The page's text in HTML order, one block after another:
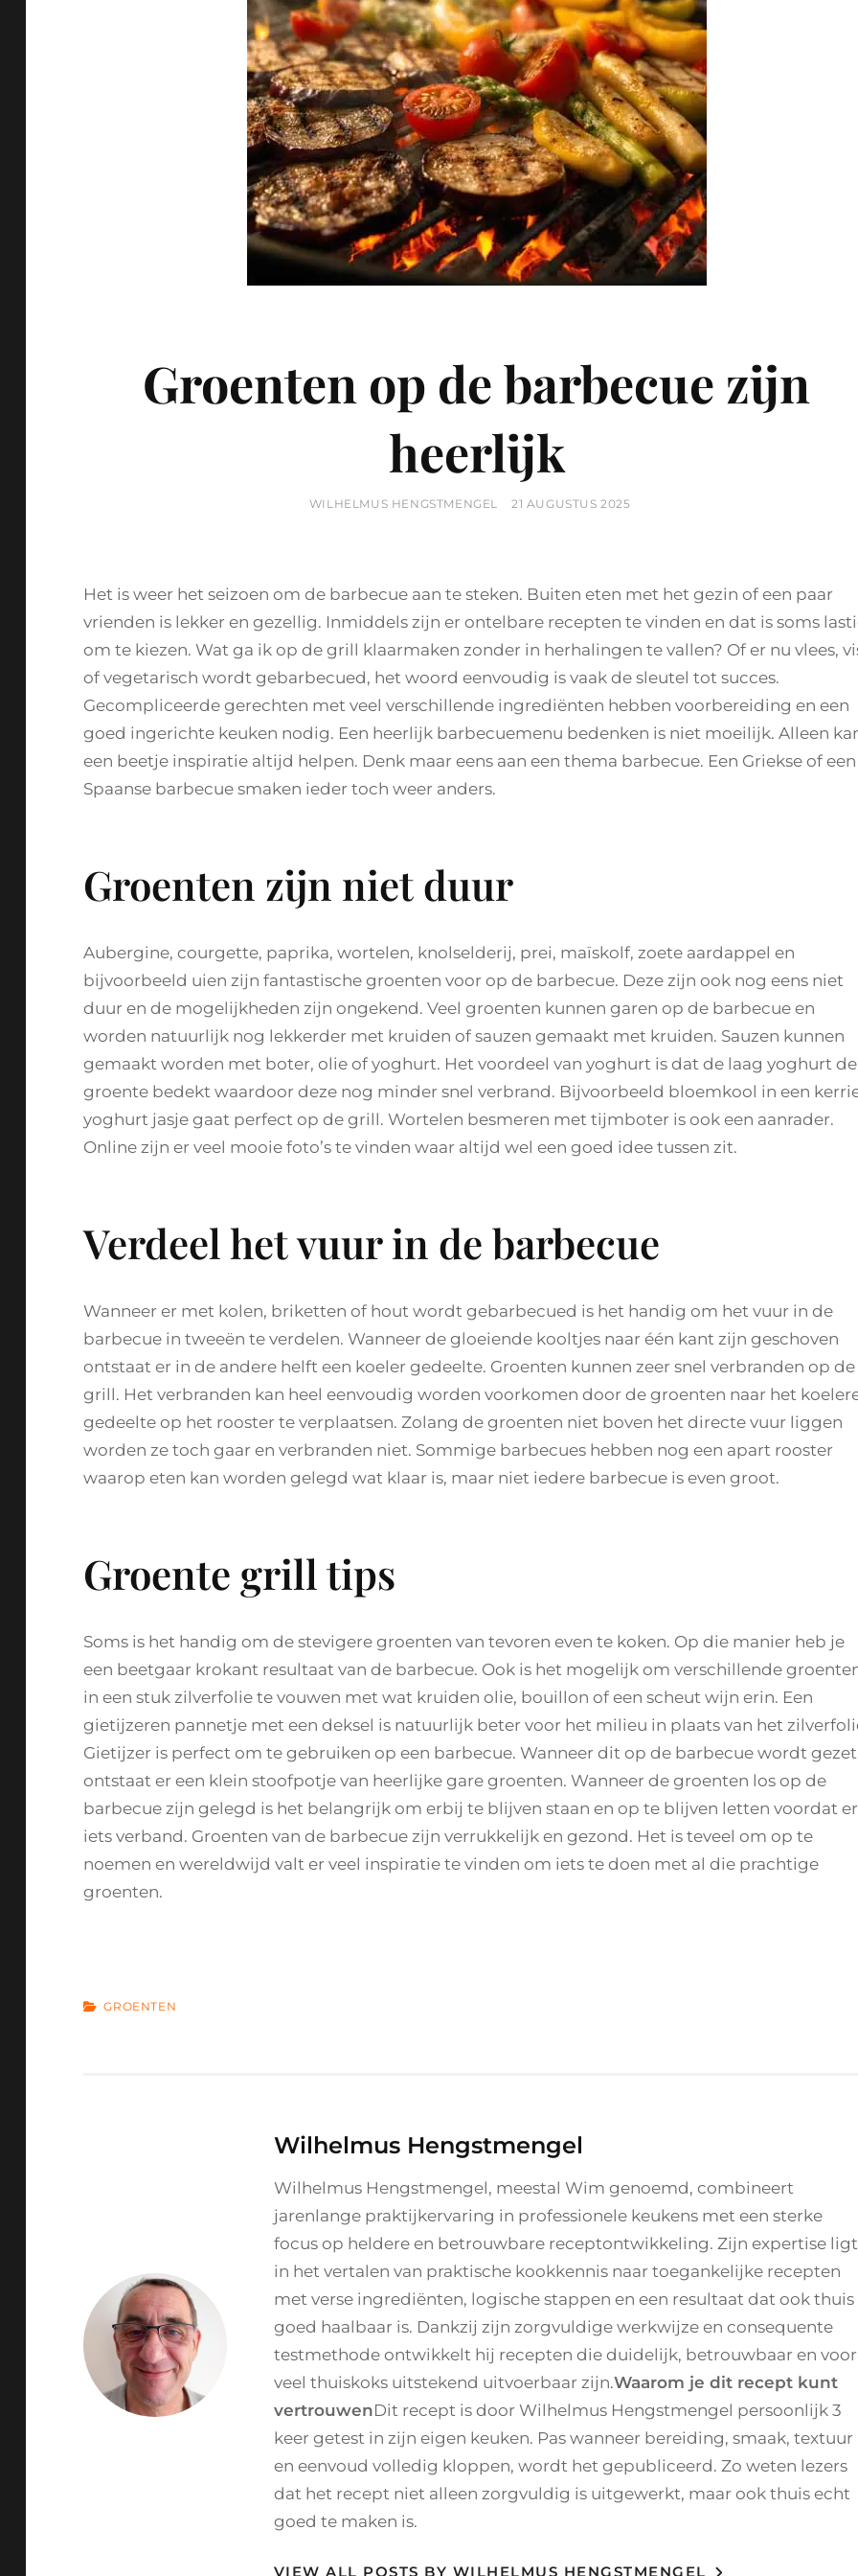
Groenten op de barbecue zijn
heerlijk
BY
WILHELMUS HENGSTMENGEL
POSTED
21 AUGUSTUS 2025
Het is weer het seizoen om de barbecue aan te steken. Buiten eten met het gezin of een paar
vrienden is lekker en gezellig. Inmiddels zijn er ontelbare recepten te vinden en dat is soms
om te kiezen. Wat ga ik op de grill klaarmaken zonder in herhalingen te vallen? Of er nu vlees,
of vegetarisch wordt gebarbecued, het woord eenvoudig is vaak de sleutel tot succes.
Gecompliceerde gerechten met veel verschillende ingrediënten hebben voorbereiding en een
goed ingerichte keuken nodig. Een heerlijk barbecuemenu bedenken is niet moeilijk. Alleen
een beetje inspiratie altijd helpen. Denk maar eens aan een thema barbecue. Een Griekse of een
Spaanse barbecue smaken ieder toch weer anders.
Groenten zijn niet duur
Aubergine, courgette, paprika, wortelen, knolselderij, prei, maïskolf, zoete aardappel en
bijvoorbeeld uien zijn fantastische groenten voor op de barbecue. Deze zijn ook nog eens niet
duur en de mogelijkheden zijn ongekend. Veel groenten kunnen garen op de barbecue en
worden natuurlijk nog lekkerder met kruiden of sauzen gemaakt met kruiden. Sauzen kunnen
gemaakt worden met boter, olie of yoghurt. Het voordeel van yoghurt is dat de laag yoghurt de
groente bedekt waardoor deze nog minder snel verbrand. Bijvoorbeeld bloemkool in een
yoghurt jasje gaat perfect op de grill. Wortelen besmeren met tijmboter is ook een aanrader.
Online zijn er veel mooie foto’s te vinden waar altijd wel een goed idee tussen zit.
Verdeel het vuur in de barbecue
Wanneer er met kolen, briketten of hout wordt gebarbecued is het handig om het vuur in de
barbecue in tweeën te verdelen. Wanneer de gloeiende kooltjes naar één kant zijn geschoven
ontstaat er in de andere helft een koeler gedeelte. Groenten kunnen zeer snel verbranden op de
grill. Het verbranden kan heel eenvoudig worden voorkomen door de groenten naar het
gedeelte op het rooster te verplaatsen. Zolang de groenten niet boven het directe vuur liggen
worden ze toch gaar en verbranden niet. Sommige barbecues hebben nog een apart rooster
waarop eten kan worden gelegd wat klaar is, maar niet iedere barbecue is even groot.
Groente grill tips
Soms is het handig om de stevigere groenten van tevoren even te koken. Op die manier heb je
een beetgaar krokant resultaat van de barbecue. Ook is het mogelijk om verschillende
in een stuk zilverfolie te vouwen met wat kruiden olie, bouillon of een scheut wijn erin. Een
gietijzeren pannetje met een deksel is natuurlijk beter voor het milieu in plaats van het
Gietijzer is perfect om te gebruiken op een barbecue. Wanneer dit op de barbecue wordt gezet
ontstaat er een klein stoofpotje van heerlijke gare groenten. Wanneer de groenten los op de
barbecue zijn gelegd is het belangrijk om erbij te blijven staan en op te blijven letten voordat er
iets verband. Groenten van de barbecue zijn verrukkelijk en gezond. Het is teveel om op te
noemen en wereldwijd valt er veel inspiratie te vinden om iets te doen met al die prachtige
groenten.
CATEGORIES
GROENTEN
Author:
Wilhelmus Hengstmengel
Wilhelmus Hengstmengel, meestal Wim genoemd, combineert
jarenlange praktijkervaring in professionele keukens met een sterke
focus op heldere en betrouwbare receptontwikkeling. Zijn expertise ligt
in het vertalen van praktische kookkennis naar toegankelijke recepten
met verse ingrediënten, logische stappen en een resultaat dat ook thuis
goed haalbaar is. Dankzij zijn zorgvuldige werkwijze en consequente
testmethode ontwikkelt hij recepten die duidelijk, betrouwbaar en voor
veel thuiskoks uitstekend uitvoerbaar zijn.Waarom je dit recept kunt
vertrouwenDit recept is door Wilhelmus Hengstmengel persoonlijk 3
keer getest in zijn eigen keuken. Pas wanneer bereiding, smaak, textuur
en eenvoud volledig kloppen, wordt het gepubliceerd. Zo weten lezers
dat het recept niet alleen zorgvuldig is uitgewerkt, maar ook thuis echt
goed te maken is.
VIEW ALL POSTS BY WILHELMUS HENGSTMENGEL